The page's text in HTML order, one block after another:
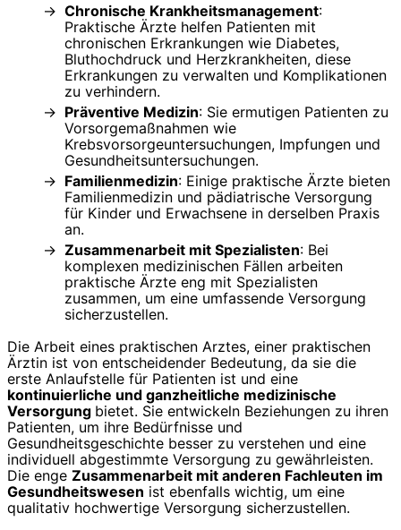
Chronische Krankheitsmanagement:
Praktische Ärzte helfen Patienten mit
chronischen Erkrankungen wie Diabetes,
Bluthochdruck und Herzkrankheiten, diese
Erkrankungen zu verwalten und Komplikationen
zu verhindern.
Präventive Medizin: Sie ermutigen Patienten zu
Vorsorgemaßnahmen wie
Krebsvorsorgeuntersuchungen, Impfungen und
Gesundheitsuntersuchungen.
Familienmedizin: Einige praktische Ärzte bieten
Familienmedizin und pädiatrische Versorgung
für Kinder und Erwachsene in derselben Praxis
an.
Zusammenarbeit mit Spezialisten: Bei
komplexen medizinischen Fällen arbeiten
praktische Ärzte eng mit Spezialisten
zusammen, um eine umfassende Versorgung
sicherzustellen.
Die Arbeit eines praktischen Arztes, einer praktischen
Ärztin ist von entscheidender Bedeutung, da sie die
erste Anlaufstelle für Patienten ist und eine
kontinuierliche und ganzheitliche medizinische
Versorgung bietet. Sie entwickeln Beziehungen zu ihren
Patienten, um ihre Bedürfnisse und
Gesundheitsgeschichte besser zu verstehen und eine
individuell abgestimmte Versorgung zu gewährleisten.
Die enge Zusammenarbeit mit anderen Fachleuten im
Gesundheitswesen ist ebenfalls wichtig, um eine
qualitativ hochwertige Versorgung sicherzustellen.